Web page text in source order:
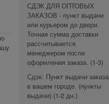
СДЭК ДЛЯ ОПТОВЫХ
ЗАКАЗОВ - пункт выдачи
или курьером до двери.
Точная сумма доставки
рассчитывается
менеджером после
оформления заказа. (1-3)
Сдэк: Пункт выдачи заказа
в вашем городе. (пункты
выдачи) (1-2 дн.)